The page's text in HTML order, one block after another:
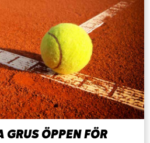
GRUS ÖPPEN FÖR